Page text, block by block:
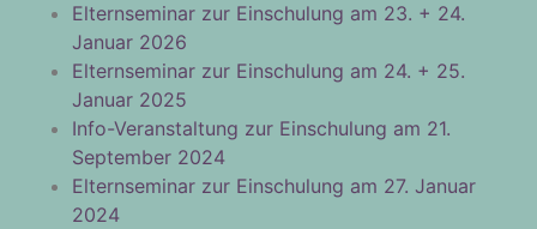
Elternseminar zur Einschulung am 23. + 24.
Januar 2026
Elternseminar zur Einschulung am 24. + 25.
Januar 2025
Info-Veranstaltung zur Einschulung am 21.
September 2024
Elternseminar zur Einschulung am 27. Januar
2024